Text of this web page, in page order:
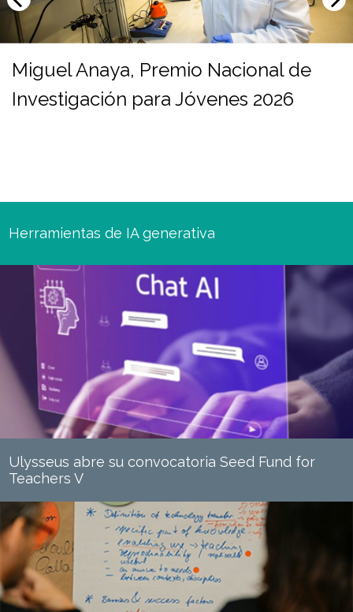
Miguel Anaya, Premio Nacional de
Investigación para Jóvenes 2026
Herramientas de IA generativa
Ulysseus abre su convocatoria Seed Fund for
Teachers V